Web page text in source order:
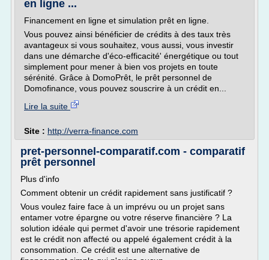
en ligne ...
Financement en ligne et simulation prêt en ligne.
Vous pouvez ainsi bénéficier de crédits à des taux très
avantageux si vous souhaitez, vous aussi, vous investir
dans une démarche d'éco-efficacité' énergétique ou tout
simplement pour mener à bien vos projets en toute
sérénité. Grâce à DomoPrêt, le prêt personnel de
Domofinance, vous pouvez souscrire à un crédit en...
Lire la suite
Site : http://verra-finance.com
pret-personnel-comparatif.com - comparatif
prêt personnel
Plus d'info
Comment obtenir un crédit rapidement sans justificatif ?
Vous voulez faire face à un imprévu ou un projet sans
entamer votre épargne ou votre réserve financière ? La
solution idéale qui permet d'avoir une trésorie rapidement
est le crédit non affecté ou appelé également crédit à la
consommation. Ce crédit est une alternative de